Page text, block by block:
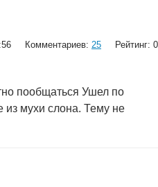
Комментариев: 25
Рейтинг: 0
пообщаться Ушел по
из мухи слона. Тему не